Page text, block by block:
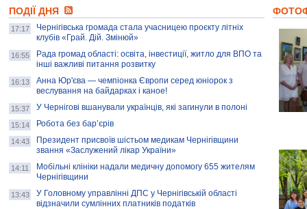
колекцію про війну, емоції та тварин
AB InBev Efes Україна підтримала
навчальний проєкт "Молодіжна бізнес-
школа", спрямований на розвиток
підприємництва у Чернігівській області
Золота тварина: видання Forbes
написало про чернігівця Патрона: хто і
скільки на ньому заробляє? І куди
витрачають?
ПОДІЇ ДНЯ
17:17
Чернігівська громада стала учасницею проєкту літніх
клубів «Грай. Дій. Змінюй»
16:55
Рада громад області: освіта, інвестиції, житло для ВПО та
інші важливі питання розвитку
16:13
Анна Юр'єва — чемпіонка Європи серед юніорок з
веслування на байдарках і каное!
15:37 У Чернігові вшанували українців, які загинули в полоні
15:14 Робота без бар’єрів
14:43
Президент присвоїв шістьом медикам Чернігівщини
звання «Заслужений лікар України»
14:11
Мобільні клініки надали медичну допомогу 655 жителям
Чернігівщини
13:43
У Головному управлінні ДПС у Чернігівській області
відзначили сумлінних платників податків